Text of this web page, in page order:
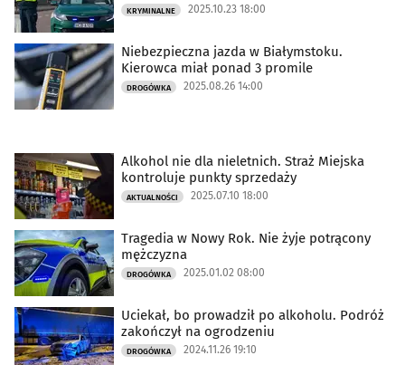
KRYMINALNE 2025.10.23 18:00
Niebezpieczna jazda w Białymstoku.
Kierowca miał ponad 3 promile
DROGÓWKA 2025.08.26 14:00
Alkohol nie dla nieletnich. Straż Miejska
kontroluje punkty sprzedaży
AKTUALNOŚCI 2025.07.10 18:00
Tragedia w Nowy Rok. Nie żyje potrącony
mężczyzna
DROGÓWKA 2025.01.02 08:00
Uciekał, bo prowadził po alkoholu. Podróż
zakończył na ogrodzeniu
DROGÓWKA 2024.11.26 19:10